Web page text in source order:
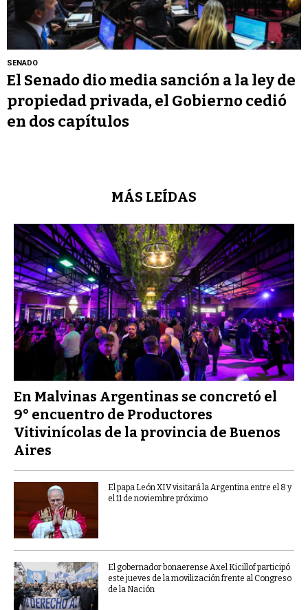
SENADO
El Senado dio media sanción a la ley de
propiedad privada, el Gobierno cedió
en dos capítulos
MÁS LEÍDAS
En Malvinas Argentinas se concretó el
9° encuentro de Productores
Vitivinícolas de la provincia de Buenos
Aires
El papa León XIV visitará la Argentina entre el 8 y
el 11 de noviembre próximo
El gobernador bonaerense Axel Kicillof participó
este jueves de la movilización frente al Congreso
de la Nación